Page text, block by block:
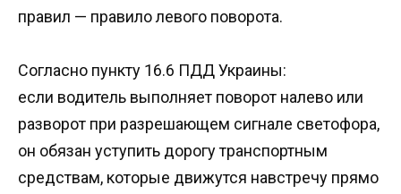
правил — правило левого поворота.
Согласно пункту 16.6 ПДД Украины:
если водитель выполняет поворот налево или
разворот при разрешающем сигнале светофора,
он обязан уступить дорогу транспортным
средствам, которые движутся навстречу прямо